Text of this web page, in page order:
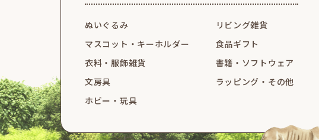
ぬいぐるみ
マスコット・ キーホルダー
衣料・服飾雑貨
文房具
ホビー・玩具
リビング雑貨
食品ギフト
書籍・ソフトウェア
ラッピング・その他